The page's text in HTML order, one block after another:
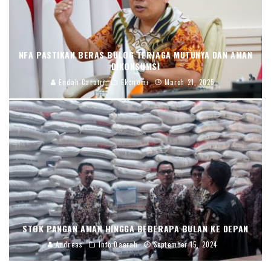
NFA PASTIKAN BERAS BULOG TERJAGA MUTUNYA DAN AMAN
DIKONSUMSI
Endah Caratri Ekonomi March 21, 2025
STOK PANGAN AMAN HINGGA BEBERAPA BULAN KE DEPAN
Andreas Info Daerah September 15, 2024